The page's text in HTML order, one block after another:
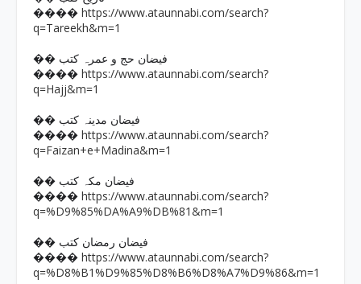
���� https://www.ataunnabi.com/search?
q=Tareekh&m=1
�� فیضان حج و عمرہ کتب
���� https://www.ataunnabi.com/search?
q=Hajj&m=1
�� فیضان مدینہ کتب
���� https://www.ataunnabi.com/search?
q=Faizan+e+Madina&m=1
�� فیضان مکہ کتب
���� https://www.ataunnabi.com/search?
q=%D9%85%DA%A9%DB%81&m=1
�� فیضان رمضان کتب
���� https://www.ataunnabi.com/search?
q=%D8%B1%D9%85%D8%B6%D8%A7%D9%86&m=1